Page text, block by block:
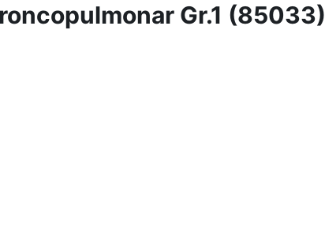
Gr.1 (85033)